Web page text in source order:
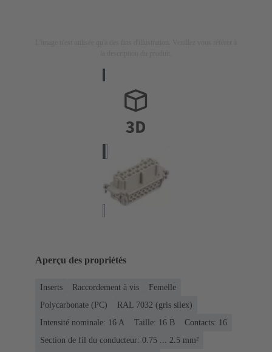
Aperçu des propriétés
Inserts Raccordement à vis
Femelle
Polycarbonate (PC)
RAL 7032 (gris silex)
Intensité nominale: ‌16 A
Taille: 16 B
Contacts: 16
Section de fil du conducteur: 0.75 ... 2.5 mm²